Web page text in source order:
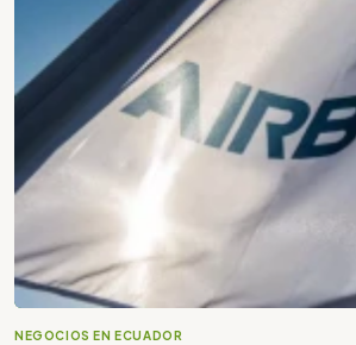
NEGOCIOS EN ECUADOR